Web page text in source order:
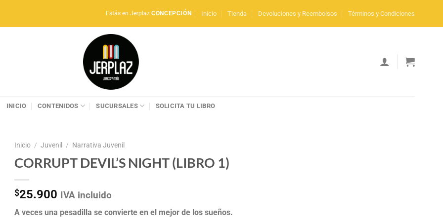
Estás en JerplazCONCEPCIÓN Inicio Tienda Devoluciones y Reembolsos Términos y Condiciones
INICIO CONTENIDOS SUCURSALES SOLICITA TU LIBRO
Inicio / Juvenil / Narrativa Juvenil
CORRUPT DEVIL’S NIGHT (LIBRO 1)
$25.900 IVA incluido
A veces una pesadilla se convierte en el mejor de los sueños.